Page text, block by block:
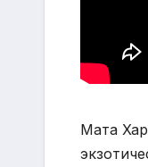
Мата